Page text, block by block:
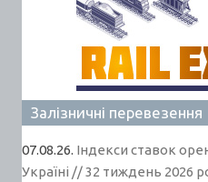
Залізничні перевезення
07.08.26. Індекси ставок
Україні // 32 тиждень 2026